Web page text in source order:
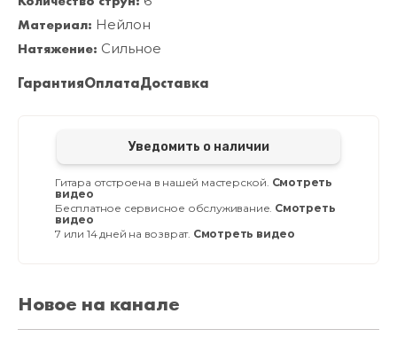
Материал: Нейлон
Натяжение: Сильное
ГарантияОплатаДоставка
Уведомить о наличии
Гитара отстроена в нашей мастерской. Смотреть
видео
Бесплатное сервисное обслуживание. Смотреть
видео
7 или 14 дней на возврат. Смотреть видео
Новое на канале